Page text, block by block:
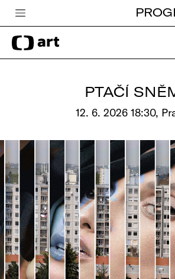
Česká televize
Zpravodajství
Pro děti
edu
Vše o ČT
PTAČÍ
12. 6. 2026 18:30,